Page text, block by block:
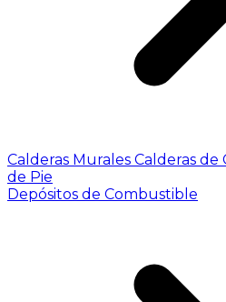
Calderas Murales Calderas de
de Pie
Depósitos de Combustible